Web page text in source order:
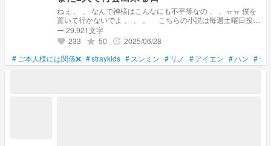
ねぇ 、 、 なんで神様はこんなにも不平等なの 、 、ㅠㅠ 僕を
置いて行かないでよ 、 、 。 こちらの小説は毎週土曜日投稿
となります 。
ー 29,921文字
favorite 233 grade 50 update 2025/06/28
# ご本人様には関係❌ #straykids # スンミン # リノ #アイエン #ハン #チ